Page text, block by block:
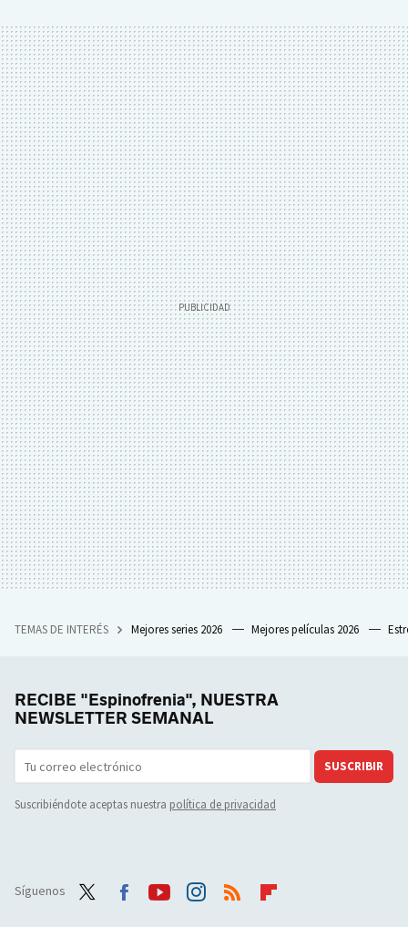
TEMAS DE INTERÉS Mejores series 2026 Mejores películas 2026
RECIBE "Espinofrenia", NUESTRA
NEWSLETTER SEMANAL
SUSCRIBIR
Suscribiéndote aceptas nuestra política de privacidad
Síguenos